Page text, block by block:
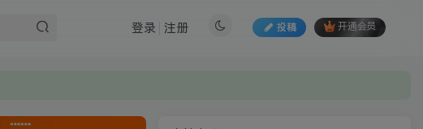
投稿 开通会员
登录 注册